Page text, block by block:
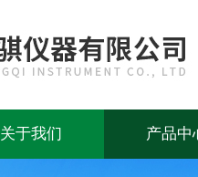
关于我们 产品中